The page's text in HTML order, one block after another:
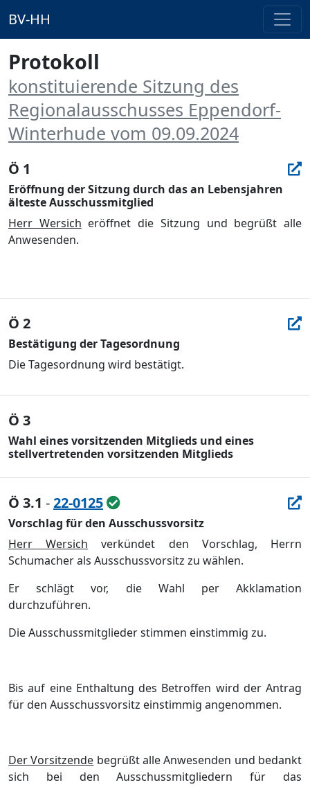
BV-HH
Protokoll
konstituierende Sitzung des
Regionalausschusses Eppendorf-
Winterhude vom 09.09.2024
Ö 1
Eröffnung der Sitzung durch das an Lebensjahren
älteste Ausschussmitglied
Herr Wersich eröffnet die Sitzung und begrüßt alle
Anwesenden.
Ö 2
Bestätigung der Tagesordnung
Die Tagesordnung wird bestätigt.
Ö 3
Wahl eines vorsitzenden Mitglieds und eines
stellvertretenden vorsitzenden Mitglieds
Ö 3.1 -22-0125
Vorschlag für den Ausschussvorsitz
Herr Wersich verkündet den Vorschlag, Herrn
Schumacher als Ausschussvorsitz zu wählen.
Er schlägt vor, die Wahl per Akklamation
durchzuführen.
Die Ausschussmitglieder stimmen einstimmig zu.
Bis auf eine Enthaltung des Betroffen wird der Antrag
für den Ausschussvorsitz einstimmig angenommen.
Der Vorsitzende begrüßt alle Anwesenden und bedankt
sich bei den Ausschussmitgliedern für das